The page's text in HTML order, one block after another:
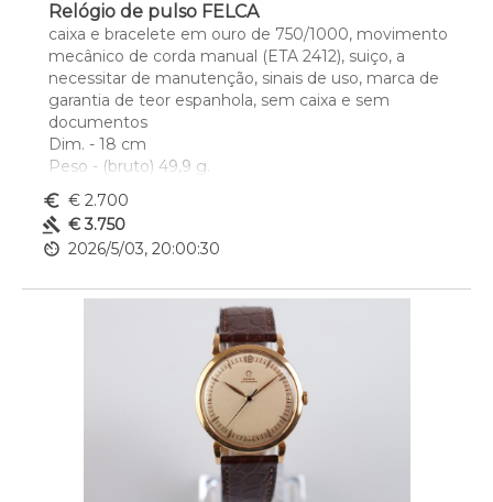
Relógio de pulso FELCA
caixa e bracelete em ouro de 750/1000, movimento
mecânico de corda manual (ETA 2412), suiço, a
necessitar de manutenção, sinais de uso, marca de
garantia de teor espanhola, sem caixa e sem
documentos
Dim. - 18 cm
Peso - (bruto) 49,9 g.
euro_symbol € 2.700
gavel € 3.750
av_timer 2026/5/03, 20:00:30